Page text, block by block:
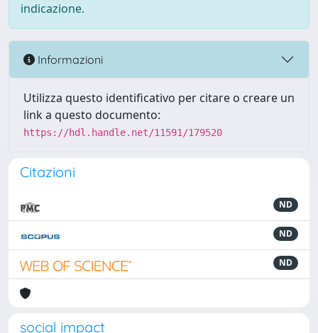
indicazione.
Informazioni
Utilizza questo identificativo per citare o creare un
link a questo documento:
https://hdl.handle.net/11591/179520
Citazioni
ND
ND
ND
social impact